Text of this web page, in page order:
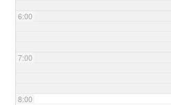
6:00
7:00
8:00